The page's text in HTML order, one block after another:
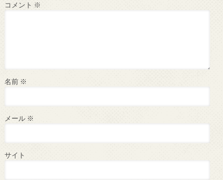
コメント ※
名前 ※
メール ※
サイト